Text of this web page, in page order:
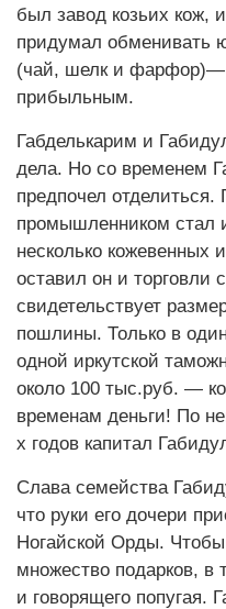
был завод козьих кож,
придумал обменивать
(чай, шелк и фарфор)—
прибыльным.
Габделькарим и
дела. Но со временем
предпочел
промышленником стал
несколько кожевенных
оставил он и торговли
свидетельствует
пошлины. Только в
одной иркутской
около 100 тыс.руб. —
временам деньги! По
х годов капитал
Слава семейства
что руки его дочери
Ногайской Орды.
множество подарков, в
и говорящего попугая.